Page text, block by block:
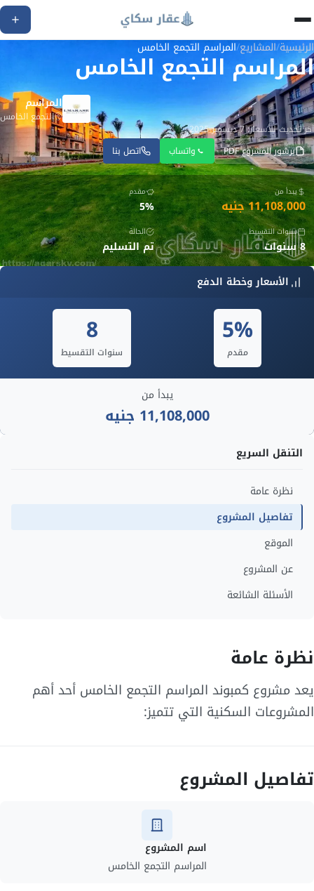
الرئيسية/المشاريع/المراسم التجمع الخامس
المراسم التجمع الخامس
برشور المشروع PDF واتساب اتصل بنا
آخر تحديث للأسعار: 7 ديسمبر 2025
المراسم
التجمع الخامس
يبدأ من
11,108,000 جنيه
مقدم
5%
سنوات التقسيط
8 سنوات
الحالة
تم التسليم
نظرة عامة
يعد مشروع كمبوند المراسم التجمع الخامس أحد أهم
المشروعات السكنية التي تتميز:
تفاصيل المشروع
اسم المشروع
المراسم التجمع الخامس
التنقل السريع
نظرة عامة
تفاصيل المشروع
الموقع
عن المشروع
الأسئلة الشائعة
الأسعار وخطة الدفع
5%
مقدم
8
سنوات التقسيط
يبدأ من
11,108,000 جنيه